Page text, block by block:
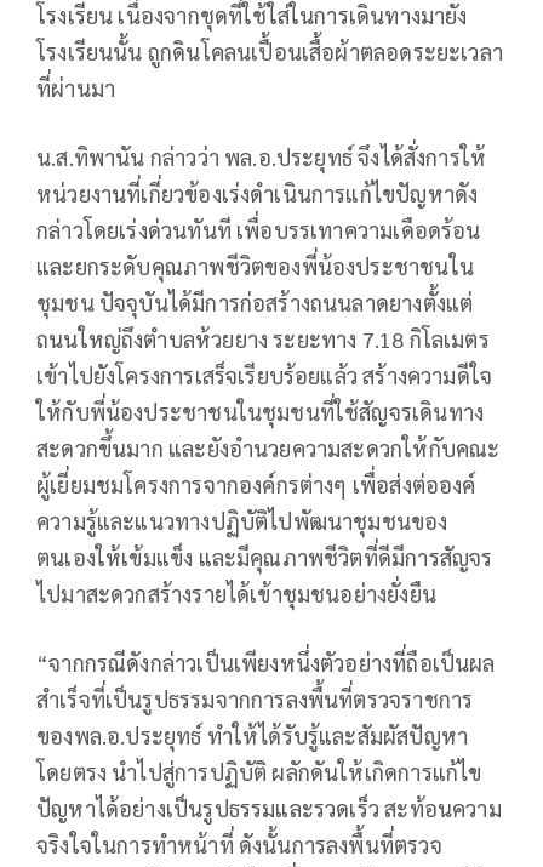
โรงเรียน เนื่องจากชุดที่ใช้ใส่ในการเดินทางมายัง
โรงเรียนนั้น ถูกดินโคลนเปื้อนเสื้อผ้าตลอดระยะเวลา
ที่ผ่านมา
น.ส.ทิพานัน กล่าวว่า พล.อ.ประยุทธ์ จึงได้สั่งการให้
หน่วยงานที่เกี่ยวข้องเร่งดำเนินการแก้ไขปัญหาดัง
กล่าวโดยเร่งด่วนทันที เพื่อบรรเทาความเดือดร้อน
และยกระดับคุณภาพชีวิตของพี่น้องประชาชนใน
ชุมชน ปัจจุบันได้มีการก่อสร้างถนนลาดยางตั้งแต่
ถนนใหญ่ถึงตำบลห้วยยาง ระยะทาง 7.18 กิโลเมตร
เข้าไปยังโครงการเสร็จเรียบร้อยแล้ว สร้างความดีใจ
ให้กับพี่น้องประชาชนในชุมชนที่ใช้สัญจรเดินทาง
สะดวกขึ้นมาก และยังอำนวยความสะดวกให้กับคณะ
ผู้เยี่ยมชมโครงการจากองค์กรต่างๆ เพื่อส่งต่อองค์
ความรู้และแนวทางปฏิบัติไปพัฒนาชุมชนของ
ตนเองให้เข้มแข็ง และมีคุณภาพชีวิตที่ดีมีการสัญจร
ไปมาสะดวกสร้างรายได้เข้าชุมชนอย่างยั่งยืน
“จากกรณีดังกล่าวเป็นเพียงหนึ่งตัวอย่างที่ถือเป็นผล
สำเร็จที่เป็นรูปธรรมจากการลงพื้นที่ตรวจราชการ
ของพล.อ.ประยุทธ์ ทำให้ได้รับรู้และสัมผัสปัญหา
โดยตรง นำไปสู่การปฏิบัติ ผลักดันให้เกิดการแก้ไข
ปัญหาได้อย่างเป็นรูปธรรมและรวดเร็ว สะท้อนความ
จริงใจในการทำหน้าที่ ดังนั้นการลงพื้นที่ตรวจ